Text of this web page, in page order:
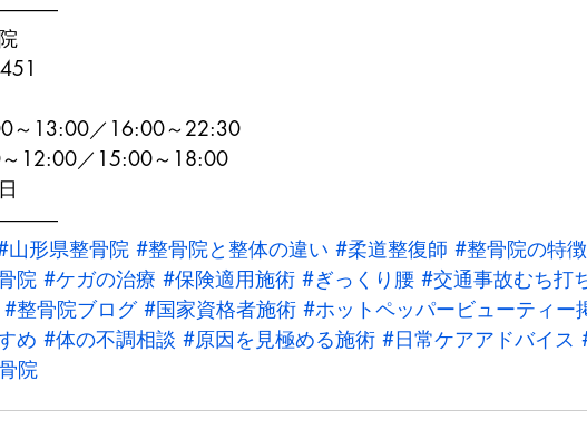
～13:00／16:00～22:30
12:00／15:00～18:00
山形県整骨院 #整骨院と整体の違い #柔道整復師 #整骨院の特徴
院 #ケガの治療 #保険適用施術 #ぎっくり腰 #交通事故むち打
#整骨院ブログ #国家資格者施術 #ホットペッパービューティー
め #体の不調相談 #原因を見極める施術 #日常ケアアドバイス
院